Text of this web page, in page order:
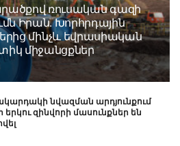
ռուսական գազի
Իրան. Խորհրդային
մինչև եվրասիական
միջանցքներ
նվազման արդյունքում
զինվորի մասունքներ են